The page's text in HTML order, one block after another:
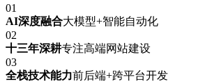
01
AI深度融合大模型+智能自动化
02
十三年深耕专注高端网站建设
03
全栈技术能力前后端+跨平台开发